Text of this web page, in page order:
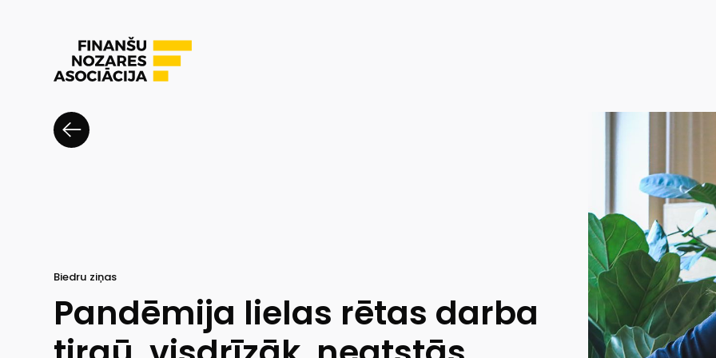
Biedru ziņas
Pandēmija lielas rētas darba